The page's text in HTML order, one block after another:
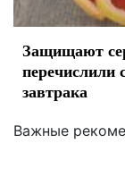
Защищают
перечислили
завтрака
Важные